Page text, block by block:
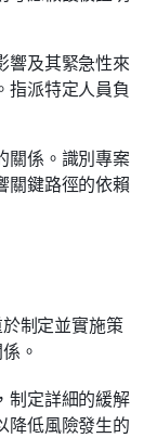
響及其緊急性來
指派特定人員負
關係。識別專案
關鍵路徑的依賴
制定並實施策
。
制定詳細的緩解
降低風險發生的